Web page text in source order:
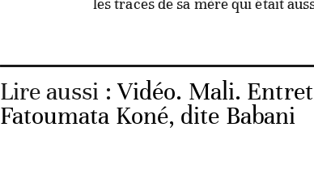
Lire aussi :Vidéo. Mali.
Fatoumata Koné, dite Babani